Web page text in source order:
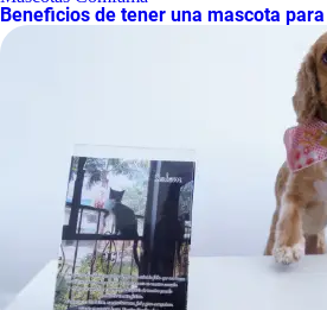
Beneficios de tener una mascota